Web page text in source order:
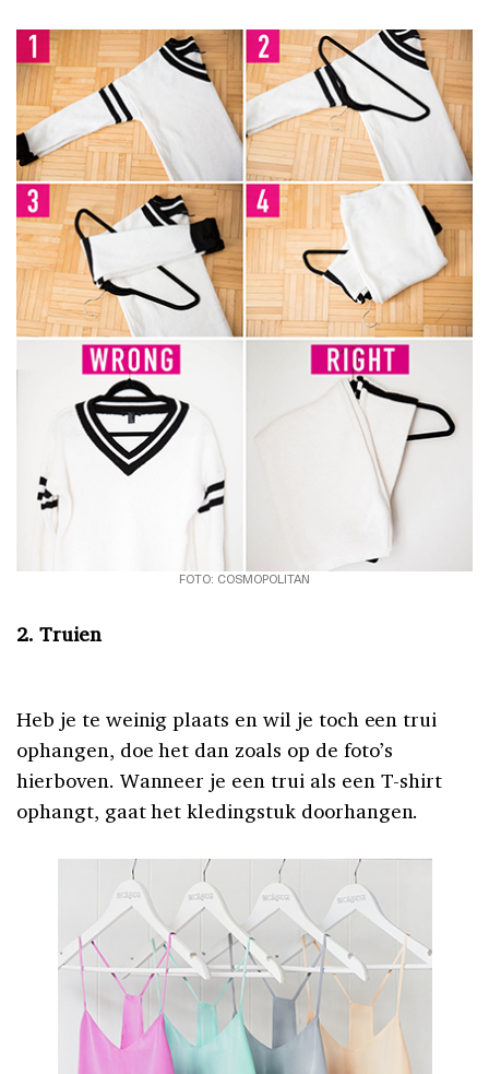
FOTO: COSMOPOLITAN
2. Truien
Heb je te weinig plaats en wil je toch een trui
ophangen, doe het dan zoals op de foto’s
hierboven. Wanneer je een trui als een T-shirt
ophangt, gaat het kledingstuk doorhangen.